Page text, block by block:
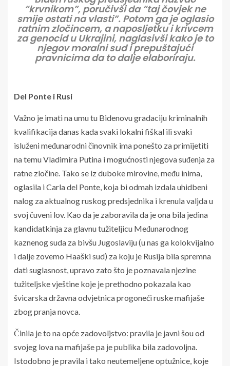
“krvnikom”, poručivši da “taj čovjek ne
smije ostati na vlasti”. Potom ga je oglasio
ratnim zločincem, a naposljetku i krivcem
za genocid u Ukrajini, naglasivši kako je to
njegov moralni sud i prepuštajući
pravnicima da to dalje elaboriraju.
Del Ponte i Rusi
Važno je imati na umu tu Bidenovu gradaciju kriminalnih
kvalifikacija danas kada svaki lokalni fiškal ili svaki
isluženi međunarodni činovnik ima ponešto za primijetiti
na temu Vladimira Putina i mogućnosti njegova suđenja za
ratne zločine. Tako se iz duboke mirovine, među inima,
oglasila i Carla del Ponte, koja bi odmah izdala uhidbeni
nalog za aktualnog ruskog predsjednika i krenula valjda u
svoj čuveni lov. Kao da je zaboravila da je ona bila jedina
kandidatkinja za glavnu tužiteljicu Međunarodnog
kaznenog suda za bivšu Jugoslaviju (u nas ga kolokvijalno
i dalje zovemo Haaški sud) za koju je Rusija bila spremna
dati suglasnost, upravo zato što je poznavala njezine
tužiteljske vještine koje je prethodno pokazala kao
švicarska državna odvjetnica progoneći ruske mafijaše
zbog pranja novca.
Činila je to na opće zadovoljstvo: pravila je javni šou od
svojeg lova na mafijaše pa je publika bila zadovoljna.
Istodobno je pravila i tako neutemeljene optužnice, koje